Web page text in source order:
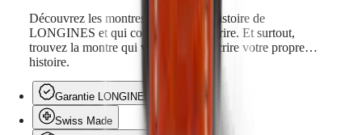
Découvrez les montres qui ont fait l'histoire de
LONGINES et qui continuent de l'écrire. Et surtout,
trouvez la montre qui vous aidera à écrire votre propre
histoire.
Garantie LONGINES
Swiss Made